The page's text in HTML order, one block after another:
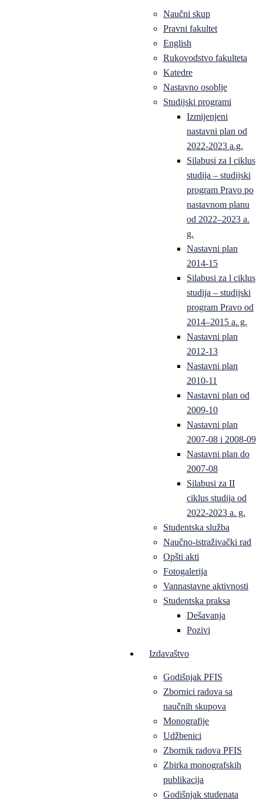
Naučni skup
Pravni fakultet
English
Rukovodstvo fakulteta
Katedre
Nastavno osoblje
Studijski programi
Izmijenjeni
nastavni plan od
2022-2023 a.g.
Silabusi za l ciklus
studija – studijski
program Pravo po
nastavnom planu
od 2022–2023 a.
g.
Nastavni plan
2014-15
Silabusi za l ciklus
studija – studijski
program Pravo od
2014–2015 a. g.
Nastavni plan
2012-13
Nastavni plan
2010-11
Nastavni plan od
2009-10
Nastavni plan
2007-08 i 2008-09
Nastavni plan do
2007-08
Silabusi za II
ciklus studija od
2022-2023 a. g.
Studentska služba
Naučno-istraživački rad
Opšti akti
Fotogalerija
Vannastavne aktivnosti
Studentska praksa
Dešavanja
Pozivi
Izdavaštvo
Godišnjak PFIS
Zbornici radova sa
naučnih skupova
Monografije
Udžbenici
Zbornik radova PFIS
Zbirka monografskih
publikacija
Godišnjak studenata